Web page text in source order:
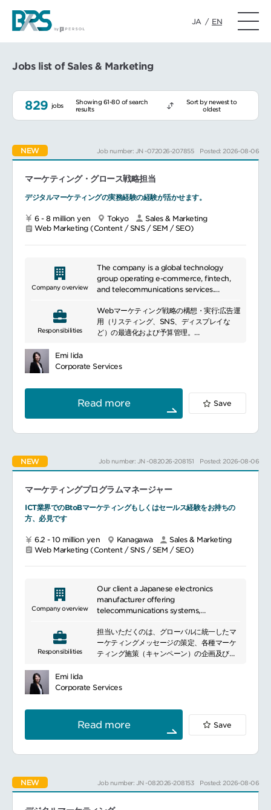
JA / EN
Jobs list of Sales & Marketing
829 jobs
Showing 61-80 of search
results
Sort by newest to
oldest
NEW Job number: JN -072026-207855 Posted: 2026-08-06
マーケティング・グロース戦略担当
デジタルマーケティングの実務経験の経験が活かせます。
6 - 8 million yen Tokyo
Sales & Marketing
Web Marketing (Content / SNS / SEM / SEO)
Company overview
The company is a global technology
group operating e-commerce, fintech,
and telecommunications services.
online shopping, payments, banking,
securities, and mobile communications.
Leveraging a shared membership
businesses across multiple markets.
Responsibilities
Webマーケティング戦略の構想・実行:広告運
用（リスティング、SNS、ディスプレイな
ど）の最適化および予算管理。
用した精緻なオフライン配信（メール、アプ
利用者のエンゲージメント向上、休眠ユーザ
ーの掘り起こし施策の立案。
戦略的プロジェクトの推進：専門領域に特化
Emi Iida
Corporate Services
Read more Save
NEW Job number: JN -082026-208151 Posted: 2026-08-06
マーケティングプログラムマネージャー
ICT業界でのBtoBマーケティングもしくはセールス経験をお持ちの
方、必見です
6.2 - 10 million yen Kanagawa
Sales & Marketing
Web Marketing (Content / SNS / SEM / SEO)
Company overview
Our client a Japanese electronics
manufacturer offering
telecommunications systems,
electronic devices, along with related
services. Leveraging cutting-edge
technologies such as cloud computing,
businesses and organizations. Our team
and extensive experience excels in
developing and providing computer
systems, network equipment, software,
and services. As a global leader in
information and communication
customers\' business needs, contributing
Responsibilities
担当いただくのは、グローバルに統一したマ
ーケティングメッセージの策定、各種マーケ
ティング施策（キャンペーン）の企画及び実
グプランを作成し、それに従いプロモーショ
具体的には：
同社が提供するネットワーク製品のマーケテ
ィングプログラムの企画及び実行（広告、販
ションのためのコンテンツ企画及び作成
国内外の主要イベント・展示会の企画及び実
行
Emi Iida
Corporate Services
Read more Save
NEW Job number: JN -082026-208153 Posted: 2026-08-06